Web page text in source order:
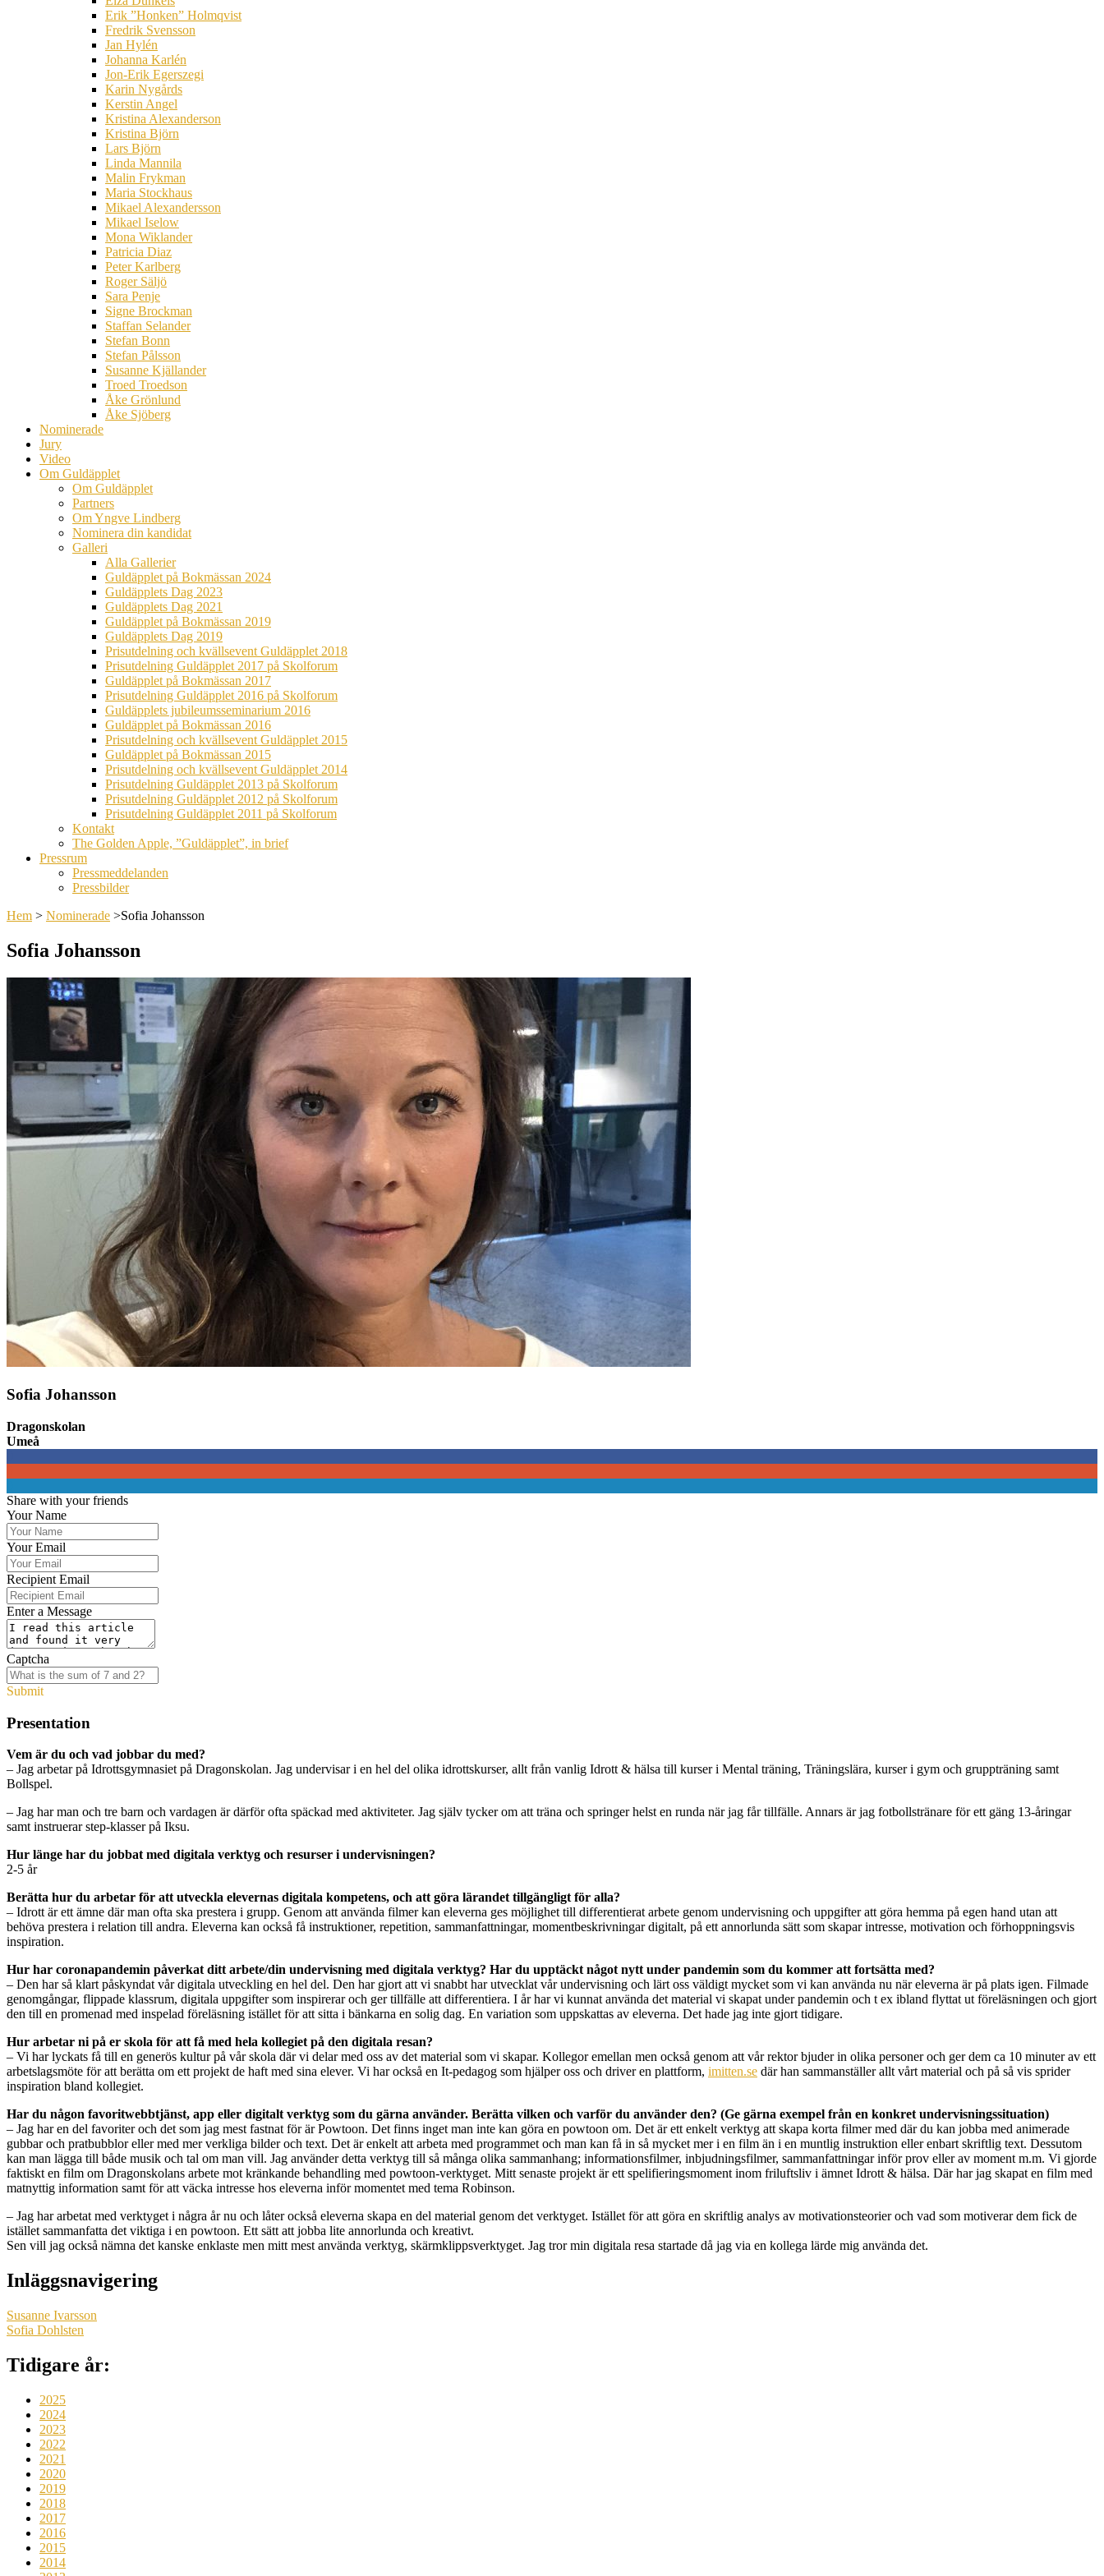
Erik ”Honken” Holmqvist
Fredrik Svensson
Jan Hylén
Johanna Karlén
Jon-Erik Egerszegi
Karin Nygårds
Kerstin Angel
Kristina Alexanderson
Kristina Björn
Lars Björn
Linda Mannila
Malin Frykman
Maria Stockhaus
Mikael Alexandersson
Mikael Iselow
Mona Wiklander
Patricia Diaz
Peter Karlberg
Roger Säljö
Sara Penje
Signe Brockman
Staffan Selander
Stefan Bonn
Stefan Pålsson
Susanne Kjällander
Troed Troedson
Åke Grönlund
Åke Sjöberg
Nominerade
Jury
Video
Om Guldäpplet
Om Guldäpplet
Partners
Om Yngve Lindberg
Nominera din kandidat
Galleri
Alla Gallerier
Guldäpplet på Bokmässan 2024
Guldäpplets Dag 2023
Guldäpplets Dag 2021
Guldäpplet på Bokmässan 2019
Guldäpplets Dag 2019
Prisutdelning och kvällsevent Guldäpplet 2018
Prisutdelning Guldäpplet 2017 på Skolforum
Guldäpplet på Bokmässan 2017
Prisutdelning Guldäpplet 2016 på Skolforum
Guldäpplets jubileumsseminarium 2016
Guldäpplet på Bokmässan 2016
Prisutdelning och kvällsevent Guldäpplet 2015
Guldäpplet på Bokmässan 2015
Prisutdelning och kvällsevent Guldäpplet 2014
Prisutdelning Guldäpplet 2013 på Skolforum
Prisutdelning Guldäpplet 2012 på Skolforum
Prisutdelning Guldäpplet 2011 på Skolforum
Kontakt
The Golden Apple, ”Guldäpplet”, in brief
Pressrum
Pressmeddelanden
Pressbilder
Hem > Nominerade >Sofia Johansson
Sofia Johansson
Sofia Johansson
Dragonskolan
Umeå
Share with your friends
Your Name
Your Email
Recipient Email
Enter a Message
Captcha
Submit
Presentation
Vem är du och vad jobbar du med?
– Jag arbetar på Idrottsgymnasiet på Dragonskolan. Jag undervisar i en hel del olika idrottskurser, allt från vanlig Idrott & hälsa till kurser i Mental träning, Träningslära, kurser i gym och gruppträning samt
Bollspel.
– Jag har man och tre barn och vardagen är därför ofta späckad med aktiviteter. Jag själv tycker om att träna och springer helst en runda när jag får tillfälle. Annars är jag fotbollstränare för ett gäng 13-åringar
samt instruerar step-klasser på Iksu.
Hur länge har du jobbat med digitala verktyg och resurser i undervisningen?
2-5 år
Berätta hur du arbetar för att utveckla elevernas digitala kompetens, och att göra lärandet tillgängligt för alla?
– Idrott är ett ämne där man ofta ska prestera i grupp. Genom att använda filmer kan eleverna ges möjlighet till differentierat arbete genom undervisning och uppgifter att göra hemma på egen hand utan att
behöva prestera i relation till andra. Eleverna kan också få instruktioner, repetition, sammanfattningar, momentbeskrivningar digitalt, på ett annorlunda sätt som skapar intresse, motivation och förhoppningsvis
inspiration.
Hur har coronapandemin påverkat ditt arbete/din undervisning med digitala verktyg? Har du upptäckt något nytt under pandemin som du kommer att fortsätta med?
– Den har så klart påskyndat vår digitala utveckling en hel del. Den har gjort att vi snabbt har utvecklat vår undervisning och lärt oss väldigt mycket som vi kan använda nu när eleverna är på plats igen. Filmade
genomgångar, flippade klassrum, digitala uppgifter som inspirerar och ger tillfälle att differentiera. I år har vi kunnat använda det material vi skapat under pandemin och t ex ibland flyttat ut föreläsningen och gjort
den till en promenad med inspelad föreläsning istället för att sitta i bänkarna en solig dag. En variation som uppskattas av eleverna. Det hade jag inte gjort tidigare.
Hur arbetar ni på er skola för att få med hela kollegiet på den digitala resan?
– Vi har lyckats få till en generös kultur på vår skola där vi delar med oss av det material som vi skapar. Kollegor emellan men också genom att vår rektor bjuder in olika personer och ger dem ca 10 minuter av ett
arbetslagsmöte för att berätta om ett projekt de haft med sina elever. Vi har också en It-pedagog som hjälper oss och driver en plattform, imitten.se där han sammanställer allt vårt material och på så vis sprider
inspiration bland kollegiet.
Har du någon favoritwebbtjänst, app eller digitalt verktyg som du gärna använder. Berätta vilken och varför du använder den? (Ge gärna exempel från en konkret undervisningssituation)
– Jag har en del favoriter och det som jag mest fastnat för är Powtoon. Det finns inget man inte kan göra en powtoon om. Det är ett enkelt verktyg att skapa korta filmer med där du kan jobba med animerade
gubbar och pratbubblor eller med mer verkliga bilder och text. Det är enkelt att arbeta med programmet och man kan få in så mycket mer i en film än i en muntlig instruktion eller enbart skriftlig text. Dessutom
kan man lägga till både musik och tal om man vill. Jag använder detta verktyg till så många olika sammanhang; informationsfilmer, inbjudningsfilmer, sammanfattningar inför prov eller av moment m.m. Vi gjorde
faktiskt en film om Dragonskolans arbete mot kränkande behandling med powtoon-verktyget. Mitt senaste projekt är ett spelifieringsmoment inom friluftsliv i ämnet Idrott & hälsa. Där har jag skapat en film med
matnyttig information samt för att väcka intresse hos eleverna inför momentet med tema Robinson.
– Jag har arbetat med verktyget i några år nu och låter också eleverna skapa en del material genom det verktyget. Istället för att göra en skriftlig analys av motivationsteorier och vad som motiverar dem fick de
istället sammanfatta det viktiga i en powtoon. Ett sätt att jobba lite annorlunda och kreativt.
Sen vill jag också nämna det kanske enklaste men mitt mest använda verktyg, skärmklippsverktyget. Jag tror min digitala resa startade då jag via en kollega lärde mig använda det.
Inläggsnavigering
Susanne Ivarsson
Sofia Dohlsten
Tidigare år:
2025
2024
2023
2022
2021
2020
2019
2018
2017
2016
2015
2014